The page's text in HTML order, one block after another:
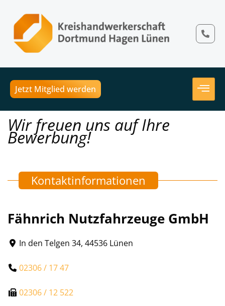
Jetzt Mitglied werden
Wir freuen uns auf Ihre
Bewerbung!
Kontaktinformationen
Fähnrich Nutzfahrzeuge GmbH
In den Telgen 34, 44536 Lünen
02306 / 17 47
02306 / 12 522